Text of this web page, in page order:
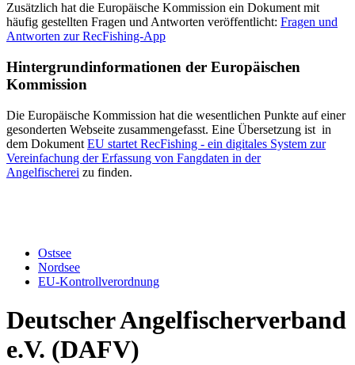
Zusätzlich hat die Europäische Kommission ein Dokument mit
häufig gestellten Fragen und Antworten veröffentlicht: Fragen und
Antworten zur RecFishing-App
Hintergrundinformationen der Europäischen
Kommission
Die Europäische Kommission hat die wesentlichen Punkte auf einer
gesonderten Webseite zusammengefasst. Eine Übersetzung ist in
dem Dokument EU startet RecFishing - ein digitales System zur
Vereinfachung der Erfassung von Fangdaten in der
Angelfischerei zu finden.
Ostsee
Nordsee
EU-Kontrollverordnung
Deutscher Angelfischerverband
e.V. (DAFV)